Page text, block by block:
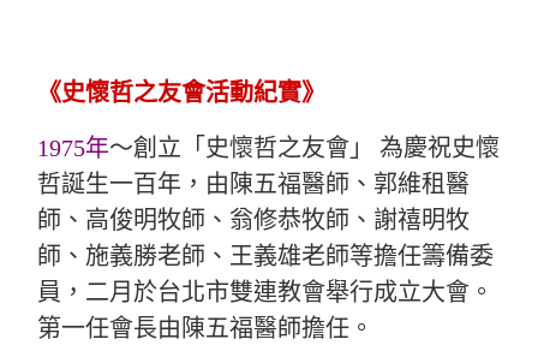
《史懷哲之友會活動紀實》
1975年～創立「史懷哲之友會」 為慶祝史懷
哲誕生一百年，由陳五福醫師、郭維租醫
師、高俊明牧師、翁修恭牧師、謝禧明牧
師、施義勝老師、王義雄老師等擔任籌備委
員，二月於台北市雙連教會舉行成立大會。
第一任會長由陳五福醫師擔任。